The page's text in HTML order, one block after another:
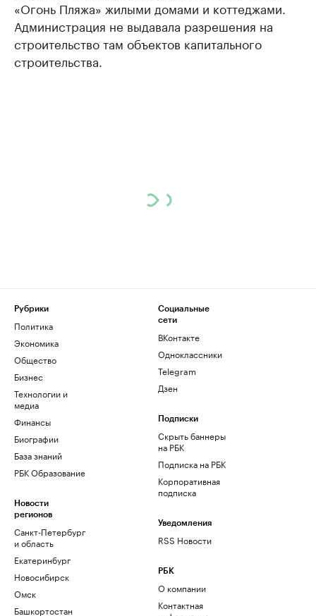
«Огонь Пляжа» жилыми домами и коттеджами.
Администрация не выдавала разрешения на
строительство там объектов капитального
строительства.
Рубрики
Политика
Экономика
Общество
Бизнес
Технологии и
медиа
Финансы
Биографии
База знаний
РБК Образование
Новости
регионов
Санкт-Петербург
и область
Екатеринбург
Новосибирск
Омск
Башкортостан
Социальные
сети
ВКонтакте
Одноклассники
Telegram
Дзен
Подписки
Скрыть баннеры
на РБК
Подписка на РБК
Корпоративная
подписка
Уведомления
RSS Новости
РБК
О компании
Контактная